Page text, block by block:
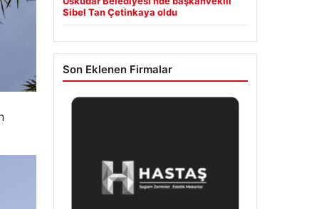
Sibel Tan Çetinkaya oldu
Son Eklenen Firmalar